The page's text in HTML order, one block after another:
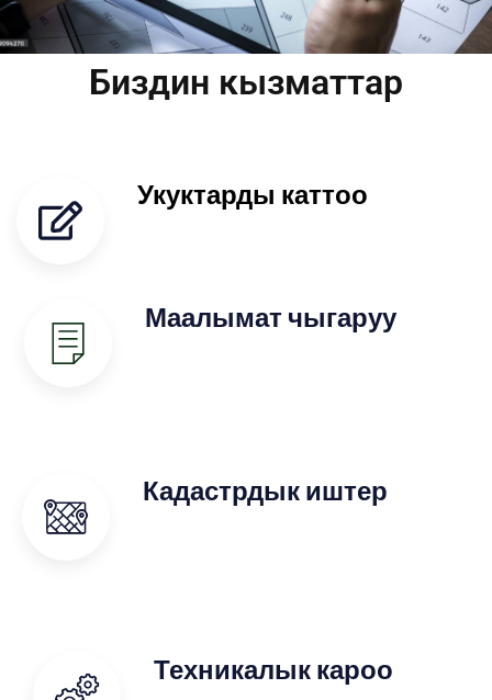
Биздин кызматтар
Укуктарды каттоо
Маалымат чыгаруу
Кадастрдык иштер
Техникалык кароо